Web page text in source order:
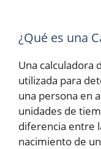
¿Qué es una
Una calculadora
utilizada para
una persona en
unidades de
diferencia entre
nacimiento de